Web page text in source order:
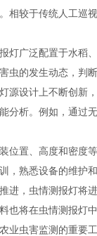
相较于传统人工巡
灯广泛配置于水稻
虫的发生动态，判
源设计上不断创新
分析。例如，通过
位置、高度和密度
，熟悉设备的维护
进，虫情测报灯将
也将在虫情测报灯
业虫害监测的重要